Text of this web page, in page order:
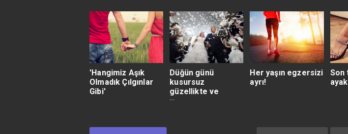
'Hangimiz Aşık
Olmadık Çılgınlar
Gibi'
Düğün günü
kusursuz
güzellikte ve
formda olmanın
Her yaşın egzersizi
ayrı!
Son